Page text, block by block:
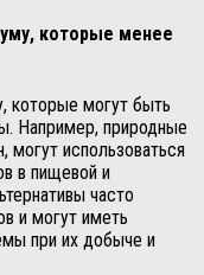
которые менее
которые могут быть
Например, природные
могут использоваться
в пищевой и
часто
и могут иметь
при их добыче и